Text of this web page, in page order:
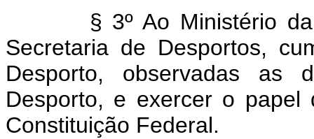
§ 3º Ao Ministério da
Secretaria de Desportos,
Desporto, observadas as
Desporto, e exercer o
Constituição Federal.